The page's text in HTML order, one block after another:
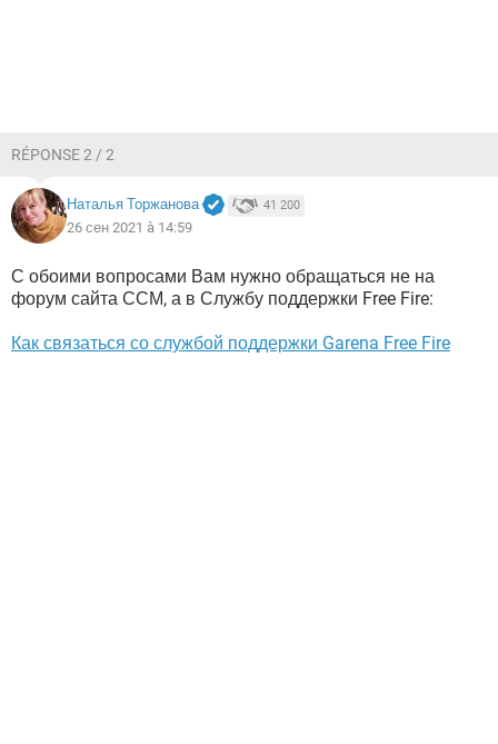
RÉPONSE 2 / 2
Наталья Торжанова 41 200
26 сен 2021 à 14:59
С обоими вопросами Вам нужно обращаться не на
форум сайта ССМ, а в Службу поддержки Free Fire:
Как связаться со службой поддержки Garena Free Fire